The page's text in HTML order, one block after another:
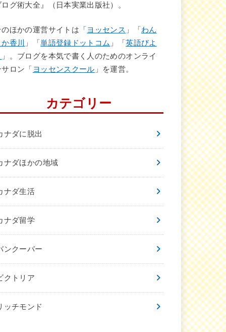
ログ術大全』（日本実業出版社）。
のほかの運営サイトは「 ヨッセンス 」「 わん
香川
」「単語登録ドットコム 」「英語びよ
」。ブログを本気で書く人のためのオンライ
ロン「 ヨッセンスクール 」を運営。
カテゴリー
ナダに脱出
ナダほかの地域
ナダ生活
ナダ留学
ンクーバー
クトリア
ッチモンド